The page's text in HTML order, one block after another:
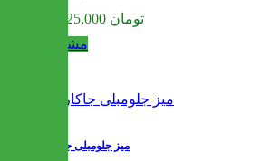
31,125,000 تومان
مشاهده
میز جلومبلی جاکارتا